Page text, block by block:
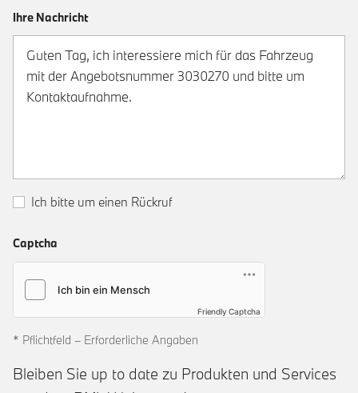
Ihre Nachricht
Ich bitte um einen Rückruf
Captcha
Friendly Captcha
* Pflichtfeld – Erforderliche Angaben
Bleiben Sie up to date zu Produkten und Services